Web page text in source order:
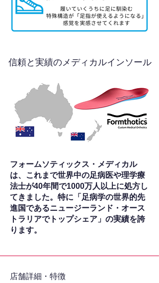
信頼と実績のメディカルインソール
フォームソティックス・メディカル
は、これまで世界中の足病医や理学療
法士が40年間で1000万人以上に処方し
てきました。特に「足病学の世界的先
進国であるニュージーランド・オース
トラリアでトップシェア」の実績を誇
ります。
​店舗詳細・特徴